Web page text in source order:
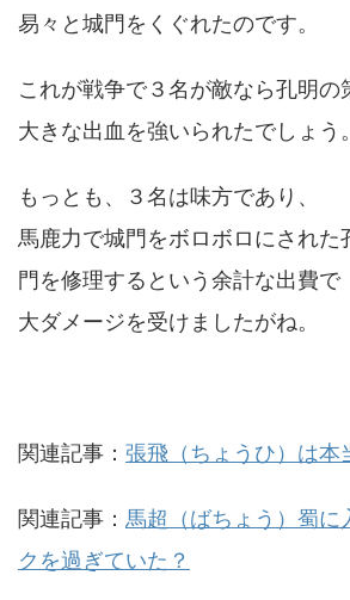
易々と城門をくぐれたのです。
これが戦争で３名が敵なら孔明の
大きな出血を強いられたでしょう。
もっとも、３名は味方であり、
馬鹿力で城門をボロボロにされた
門を修理するという余計な出費で
大ダメージを受けましたがね。
関連記事： 張飛（ちょうひ）は本
関連記事： 馬超（ばちょう）蜀に
クを過ぎていた？